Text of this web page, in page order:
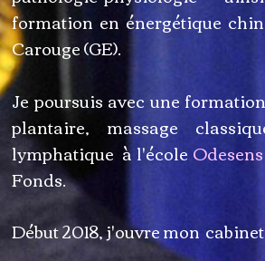
formation en énergétique
Carouge (GE).
Je poursuis avec une
plantaire, massage
lymphatique à l'école Odesens
Fonds.
Début 2018, j'ouvre mon